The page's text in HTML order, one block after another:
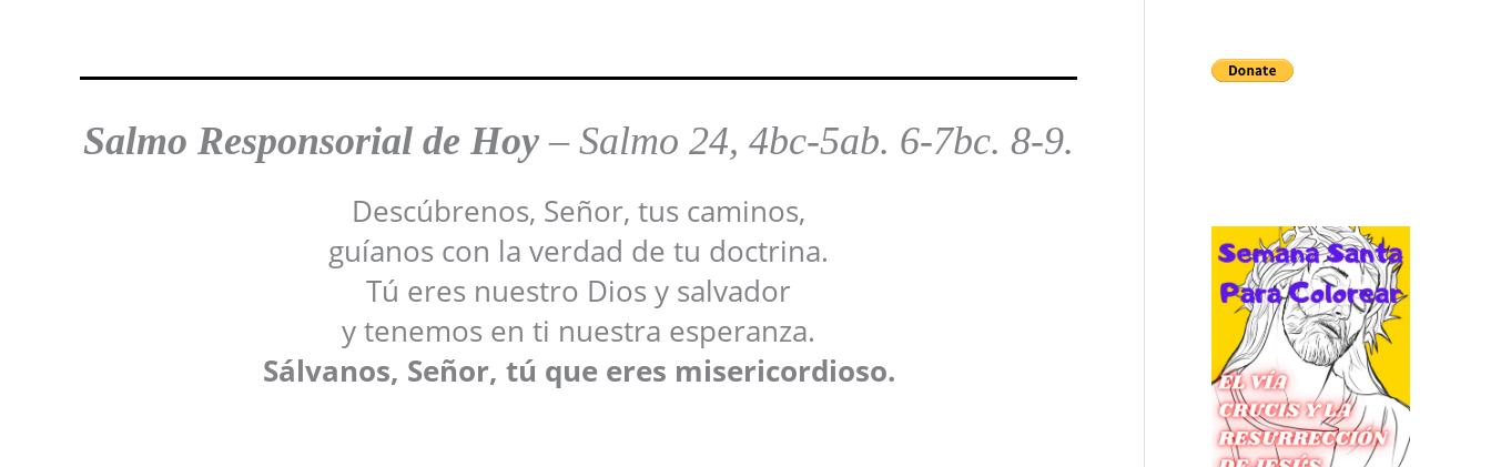
Salmo Responsorial de Hoy – Salmo 24, 4bc-5ab. 6-7bc. 8-9.
Descúbrenos, Señor, tus caminos,
guíanos con la verdad de tu doctrina.
Tú eres nuestro Dios y salvador
y tenemos en ti nuestra esperanza.
Sálvanos, Señor, tú que eres misericordioso.